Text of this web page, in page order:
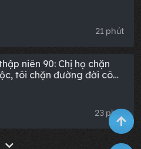
21 phút
niên 90: Chị họ chặn
tôi chặn đường đời cô
23 phút